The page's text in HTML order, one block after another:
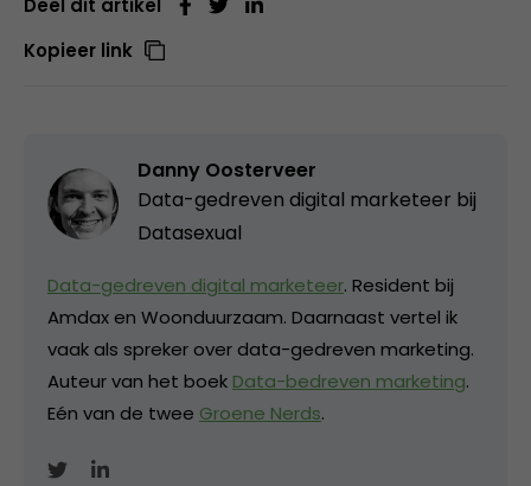
Deel dit artikel
Kopieer link
Danny Oosterveer
Data-gedreven digital marketeer bij
Datasexual
Data-gedreven digital marketeer. Resident bij
Amdax en Woonduurzaam. Daarnaast vertel ik
vaak als spreker over data-gedreven marketing.
Auteur van het boek Data-bedreven marketing.
Eén van de twee Groene Nerds.